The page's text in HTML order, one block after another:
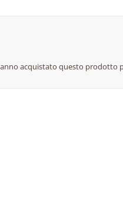
acquistato questo prodotto